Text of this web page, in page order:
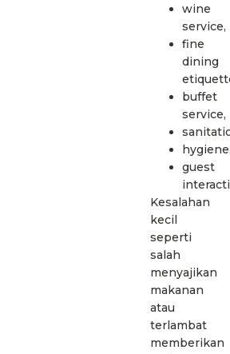
wine
service,
fine
dining
buffet
service,
hygiene,
guest
Kesalahan
kecil
seperti
salah
menyajikan
makanan
atau
terlambat
memberikan